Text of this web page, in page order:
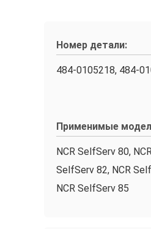
Номер детали:
484-0105218, 484-
Применимые
NCR SelfServ 80,
SelfServ 82, NCR
NCR SelfServ 85